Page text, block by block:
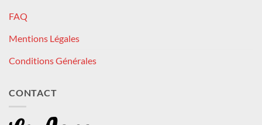
FAQ
Mentions Légales
Conditions Générales
CONTACT